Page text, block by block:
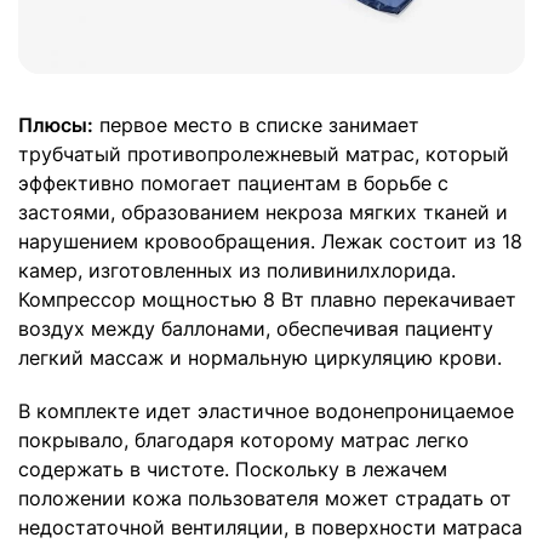
Плюсы: первое место в списке занимает
трубчатый противопролежневый матрас, который
эффективно помогает пациентам в борьбе с
застоями, образованием некроза мягких тканей и
нарушением кровообращения. Лежак состоит из 18
камер, изготовленных из поливинилхлорида.
Компрессор мощностью 8 Вт плавно перекачивает
воздух между баллонами, обеспечивая пациенту
легкий массаж и нормальную циркуляцию крови.
В комплекте идет эластичное водонепроницаемое
покрывало, благодаря которому матрас легко
содержать в чистоте. Поскольку в лежачем
положении кожа пользователя может страдать от
недостаточной вентиляции, в поверхности матраса